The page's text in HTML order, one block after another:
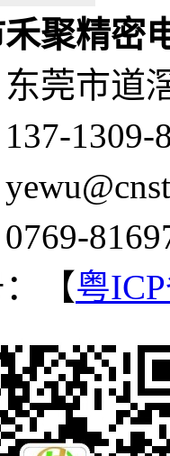
聚精密
莞市道
1309-
【粤